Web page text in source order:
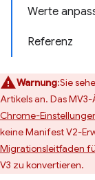
Werte
Referenz
Warnung:Sie
Artikels an. Das
Chrome-
keine Manifest V2-
Migrationsleitfaden
V3 zu konvertieren.